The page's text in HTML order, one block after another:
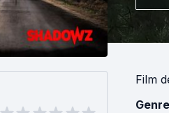
Film